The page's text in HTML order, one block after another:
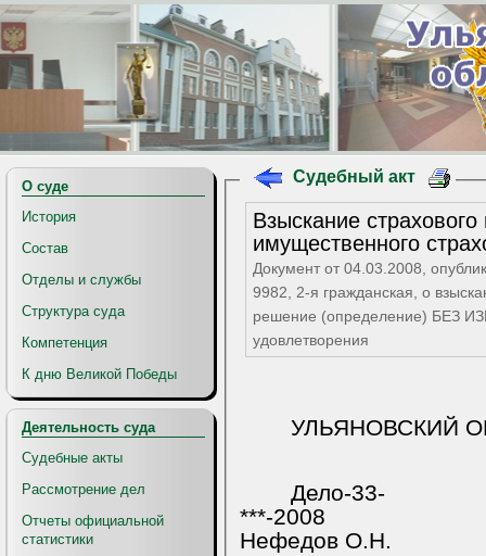
О суде
История
Состав
Отделы и службы
Структура суда
Компетенция
К дню Великой Победы
Деятельность суда
Судебные акты
Рассмотрение дел
Отчеты официальной
статистики
Судебный акт
Взыскание
имущественного
Документ от 04.03.2008,
9982, 2-я гражданская, о
решение (определение) БЕЗ
удовлетворения
УЛЬЯНОВСКИЙ
Дело-33-
***-2008
Нефедов О.Н.